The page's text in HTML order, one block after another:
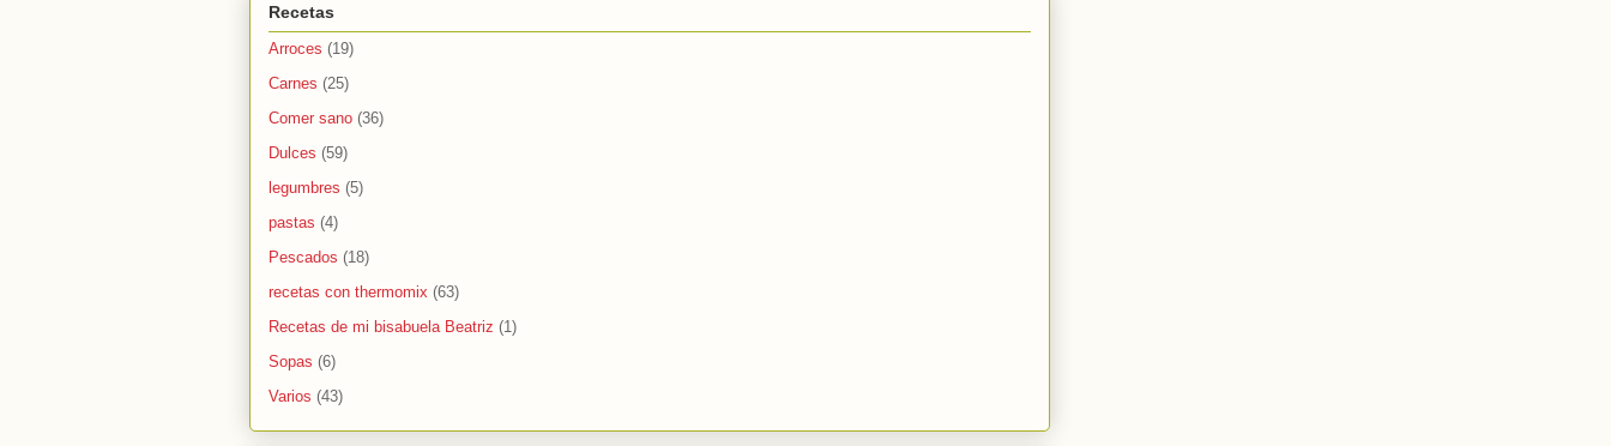
Recetas
Arroces (19)
Carnes (25)
Comer sano (36)
Dulces (59)
legumbres (5)
pastas (4)
Pescados (18)
recetas con thermomix (63)
Recetas de mi bisabuela Beatriz (1)
Sopas (6)
Varios (43)